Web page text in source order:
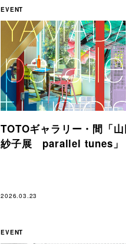
EVENT
TOTOギャラリー・間「山
紗子展 parallel tunes」
2026.03.23
EVENT